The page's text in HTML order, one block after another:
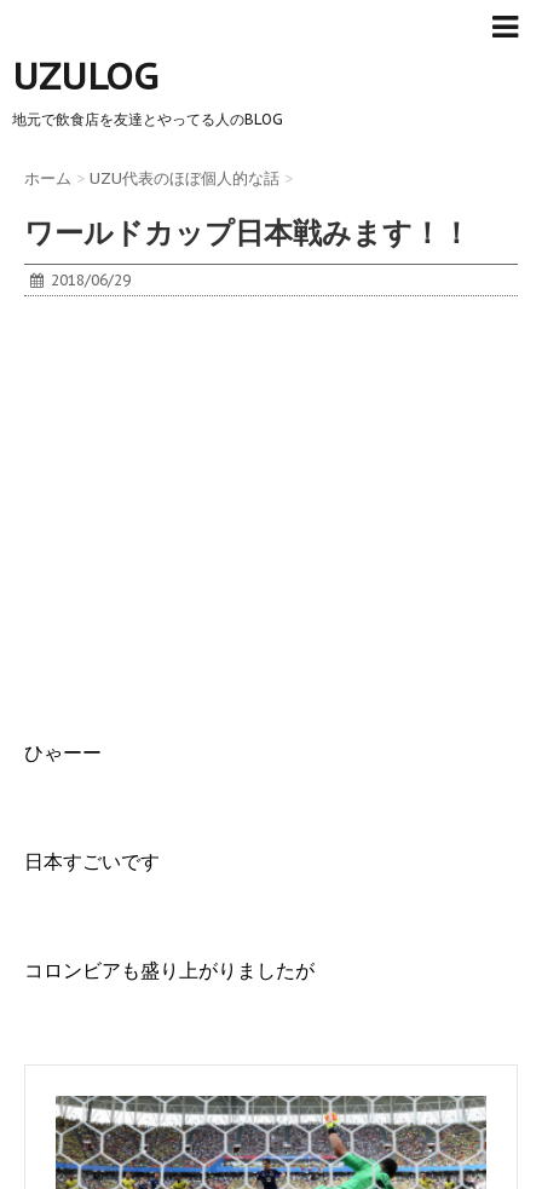
UZULOG
地元で飲食店を友達とやってる人のBLOG
ホーム > UZU代表のほぼ個人的な話 >
ワールドカップ日本戦みます！！
2018/06/29
ひゃーー
日本すごいです
コロンビアも盛り上がりましたが